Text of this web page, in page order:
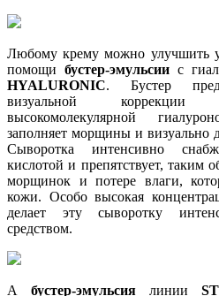
Любому крему можно улучшить
помощи бустер-эмульсии с
HYALURONIC. Бустер
визуальной
высокомолекулярной
заполняет морщины и визуально
Сыворотка интенсивно
кислотой и препятствует, таким
морщинок и потере влаги,
кожи. Особо высокая
делает эту сыворотку
средством.
А бустер-эмульсия линии